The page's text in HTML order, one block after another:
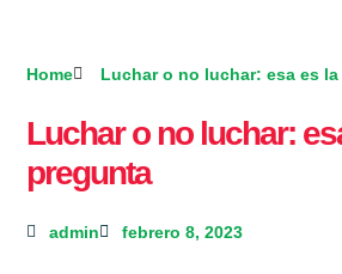
Home Luchar o no luchar: esa es
Luchar o no luchar:
pregunta
admin febrero 8, 2023